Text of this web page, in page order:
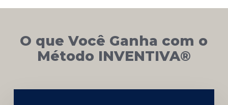
O que Você Ganha com o
Método INVENTIVA®